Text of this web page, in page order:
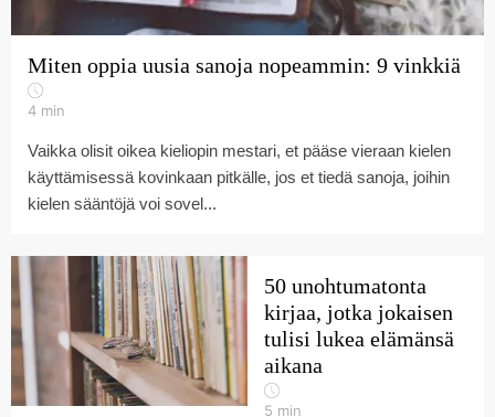
Miten oppia uusia sanoja nopeammin: 9 vinkkiä
4 min
Vaikka olisit oikea kieliopin mestari, et pääse vieraan kielen
käyttämisessä kovinkaan pitkälle, jos et tiedä sanoja, joihin
kielen sääntöjä voi sovel...
50 unohtumatonta
kirjaa, jotka jokaisen
tulisi lukea elämänsä
aikana
5 min